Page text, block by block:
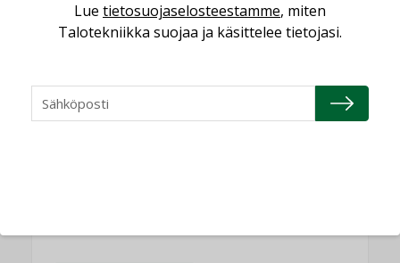
Sähköistyminen kasvaa voimakkaasti:
AJANKOHTAISTA,TILAAJILLE
Lue tietosuojaselosteestamme, miten
Talotekniikka suojaa ja käsittelee tietojasi.